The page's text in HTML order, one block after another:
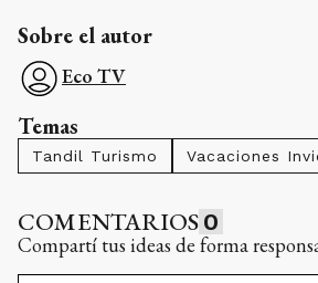
Sobre el autor
Eco TV
Temas
Tandil Turismo Vacaciones
COMENTARIOS 0
Compartí tus ideas de forma